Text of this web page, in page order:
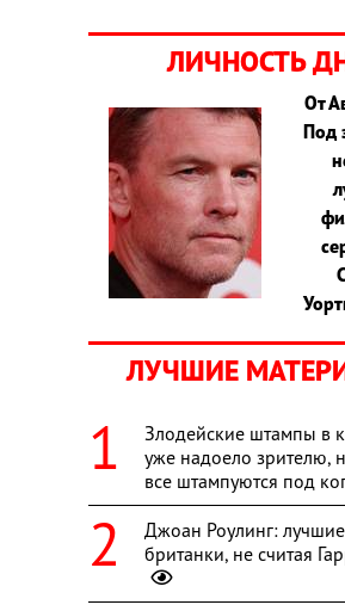
ЛИЧНОСТЬ
От
Под
ЛУЧШИЕ
Злодейские штампы в
уже надоело зрителю,
все штампуются под
Джоан Роулинг:
британки, не считая